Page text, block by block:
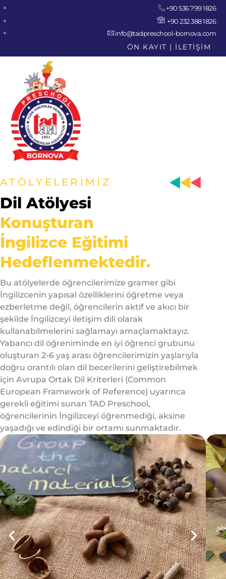
+90 536 799 1826
+90 232 388 1826
info@tadpreschool-bornova.com
ÖN KAYIT | İLETİŞİM
ATÖLYELERİMİZ
Dil Atölyesi
Konuşturan
İngilizce Eğitimi
Hedeflenmektedir.
Bu atölyelerde öğrencilerimize gramer gibi
İngilizcenin yapısal özelliklerini öğretme veya
ezberletme değil, öğrencilerin aktif ve akıcı bir
şekilde İngilizceyi iletişim dili olarak
kullanabilmelerini sağlamayı amaçlamaktayız.
Yabancı dil öğreniminde en iyi öğrenci grubunu
oluşturan 2-6 yaş arası öğrencilerimizin yaşlarıyla
doğru orantılı olan dil becerilerini geliştirebilmek
için Avrupa Ortak Dil Kriterleri (Common
European Framework of Reference) uyarınca
gerekli eğitimi sunan TAD Preschool,
öğrencilerinin İngilizceyi öğrenmediği, aksine
yaşadığı ve edindiği bir ortamı sunmaktadır.